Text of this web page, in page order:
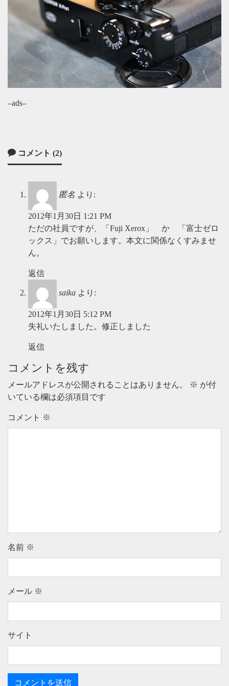
–ads–
コメント (2)
匿名 より:
2012年1月30日 1:21 PM
ただの社員ですが、「Fuji Xerox」 か 「富士ゼロ
ックス」でお願いします。本文に関係なくすみませ
ん。
返信
saika より:
2012年1月30日 5:12 PM
失礼いたしました。修正しました
返信
コメントを残す
メールアドレスが公開されることはありません。 ※ が付
いている欄は必須項目です
コメント ※
名前 ※
メール ※
サイト